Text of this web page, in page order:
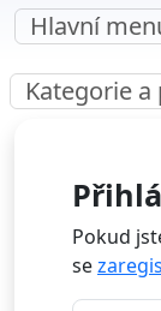
Hlavní
Kategorie
Pokud
se